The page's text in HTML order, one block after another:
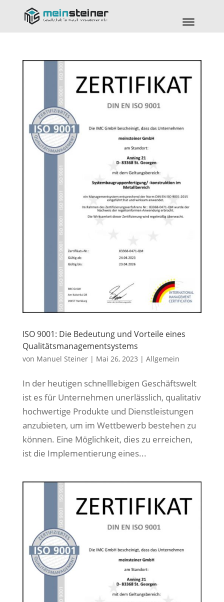
ISO 9001: Die Bedeutung und Vorteile eines
Qualitätsmanagementsystems
von Manuel Steiner| Mai 26, 2023 | Allgemein
In der heutigen schnelllebigen Geschäftswelt
ist es für Unternehmen unerlässlich, qualitativ
hochwertige Produkte und Dienstleistungen
anzubieten, um im Wettbewerb bestehen zu
können. Eine Möglichkeit, dies zu erreichen,
ist die Implementierung eines...